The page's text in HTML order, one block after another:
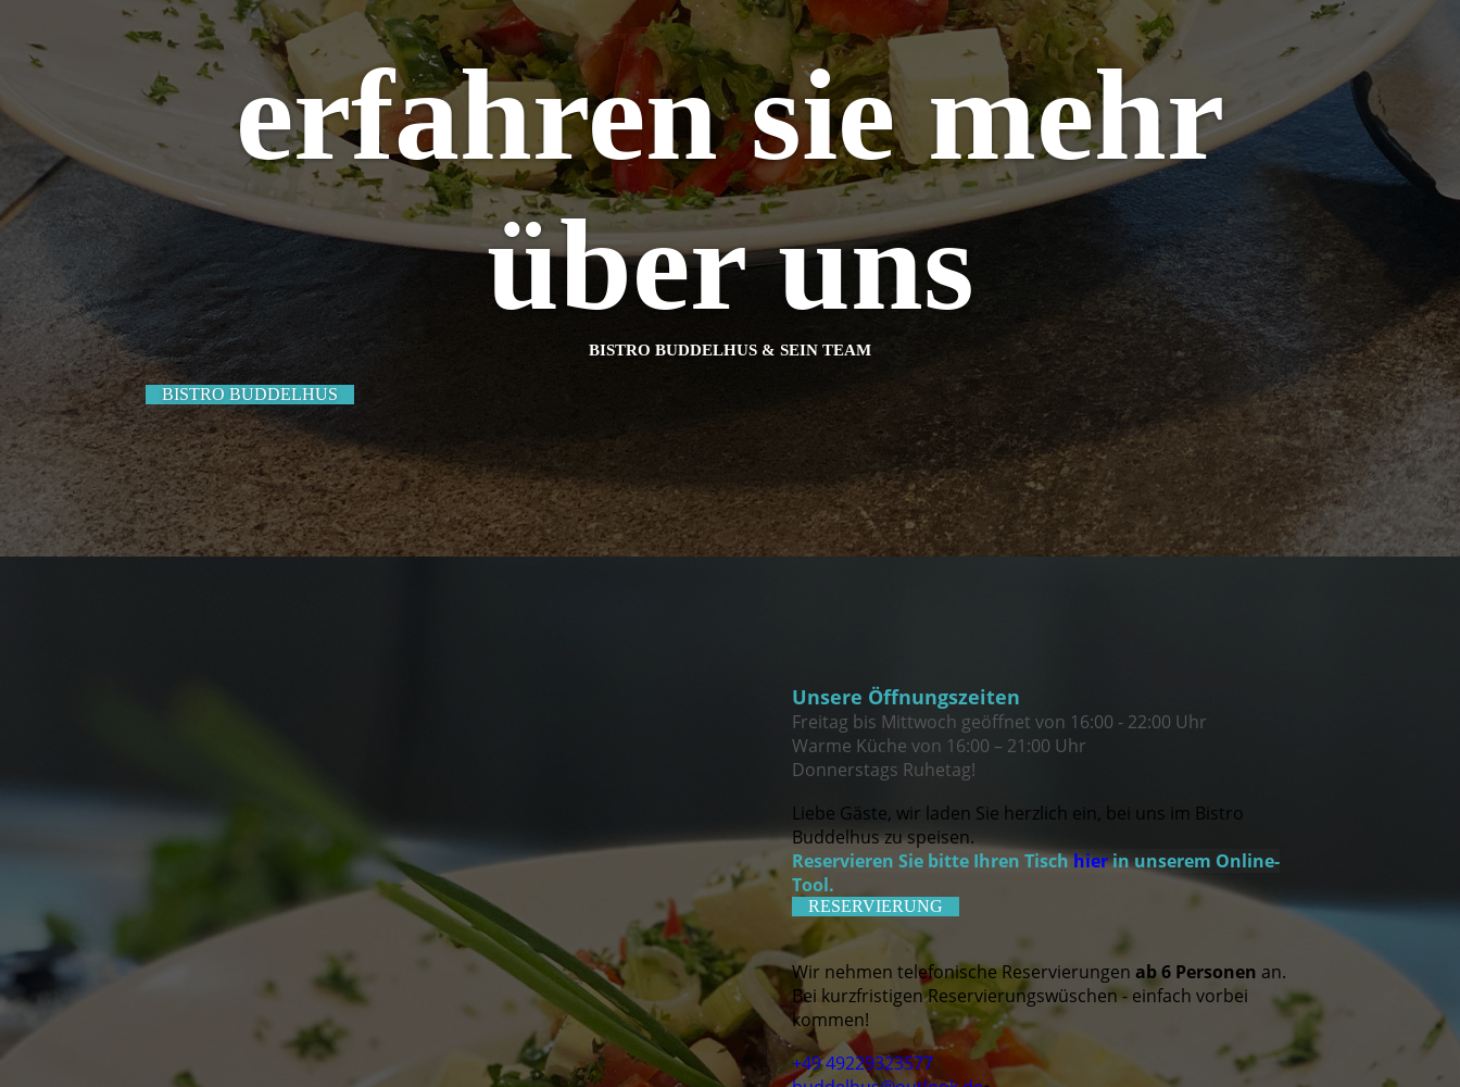
erfahren sie mehr
über uns
BISTRO BUDDELHUS & SEIN TEAM
BISTRO BUDDELHUS
Unsere Öffnungszeiten
Freitag bis Mittwoch geöffnet von 16:00 - 22:00 Uhr
Warme Küche von 16:00 – 21:00 Uhr
Donnerstags Ruhetag!
Liebe Gäste, wir laden Sie herzlich ein, bei uns im Bistro
Buddelhus zu speisen.
Reservieren Sie bitte Ihren Tischhierin unserem Online-
Tool.
RESERVIERUNG
Wir nehmen telefonische Reservierungen ab 6 Personen an.
Bei kurzfristigen Reservierungswüschen - einfach vorbei
kommen!
+49 49229323577